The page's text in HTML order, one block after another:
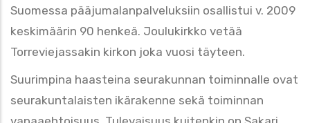
Suomessa pääjumalanpalveluksiin osallistui v. 2009
keskimäärin 90 henkeä. Joulukirkko vetää
Torreviejassakin kirkon joka vuosi täyteen.
Suurimpina haasteina seurakunnan toiminnalle ovat
seurakuntalaisten ikärakenne sekä toiminnan